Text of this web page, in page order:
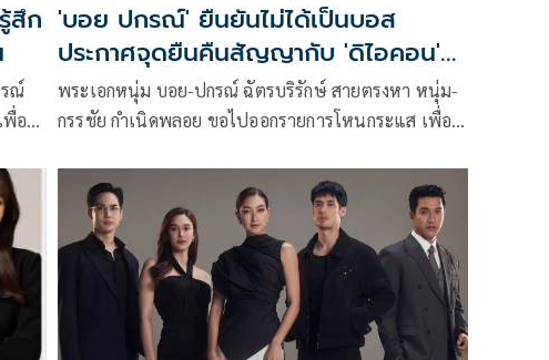
สึก
ณ์
พื่อ
'บอย ปกรณ์' ยืนยันไม่ได้เป็นบอส
ประกาศจุดยืนคืนสัญญากับ 'ดิไอคอน'
แล้ว
พระเอกหนุ่ม บอย-ปกรณ์ ฉัตรบริรักษ์ สายตรงหา หนุ่ม-
กรรชัย กำเนิดพลอย ขอไปออกรายการโหนกระแส เพื่อ
โดยบอย ปกรณ์ เผยว่า บอสพอลติดต่อมาเมื่อปี 2563
และได้เป็นพรีเซ็นเตอร์เกี่ยวกับสินค้าเวย์โปรตีน สัญญา
1 ปี ครบ 1 ปี ไม่มีการต่อสัญญา เว้นว่างตอนปี 2564
หลังจากนั้นปี 2565 บริษัทก็ติดต่อตนมาอีกให้เป็นพรี
เซนเตอร์กาแฟ